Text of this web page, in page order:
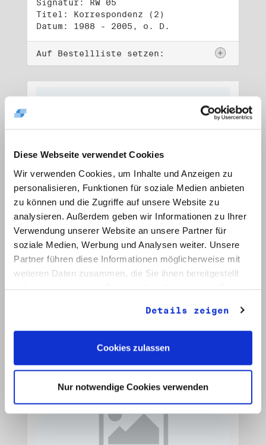
Diese Webseite verwendet Cookies
Wir verwenden Cookies, um Inhalte und Anzeigen zu
personalisieren, Funktionen für soziale Medien anbieten
zu können und die Zugriffe auf unsere Website zu
analysieren. Außerdem geben wir Informationen zu Ihrer
Verwendung unserer Website an unsere Partner für
soziale Medien, Werbung und Analysen weiter. Unsere
Partner führen diese Informationen möglicherweise mit
weiteren Daten zusammen, die Sie ihnen bereitgestellt
Details zeigen
Cookies zulassen
Nur notwendige Cookies verwenden
Signatur: RW 05
Titel: Korrespondenz (2)
Datum: 1988 - 2005, o. D.
Auf Bestellliste setzen:
Signatur: RW 06
Titel: Lebensdokumente
Datum: 1972 - 2001